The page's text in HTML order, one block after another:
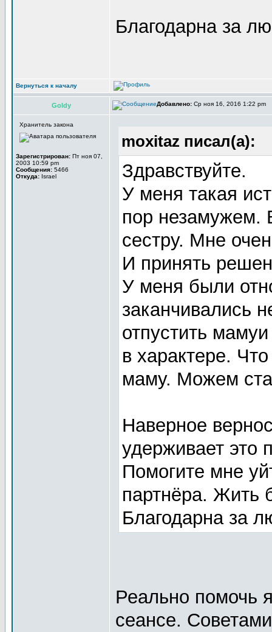
Благодарна за
Вернуться к началу
Goldy Добавлено: Ср ноя 16, 2016 1:22 pm
Хранитель закона
Зарегистрирован: Пт ноя 07,
2003 10:59 pm
Сообщения: 5466
Откуда: Israel
moxitaz писал(а):
Здравствуйте.
У меня такая
пор незамужем.
сестру. Мне
И принять
У меня были
заканчивались
отпустить
в характере.
маму. Можем
Наверное
удерживает это
Помогите мне
партнёра. Жить
Благодарна за
Реально помочь
сеансе.